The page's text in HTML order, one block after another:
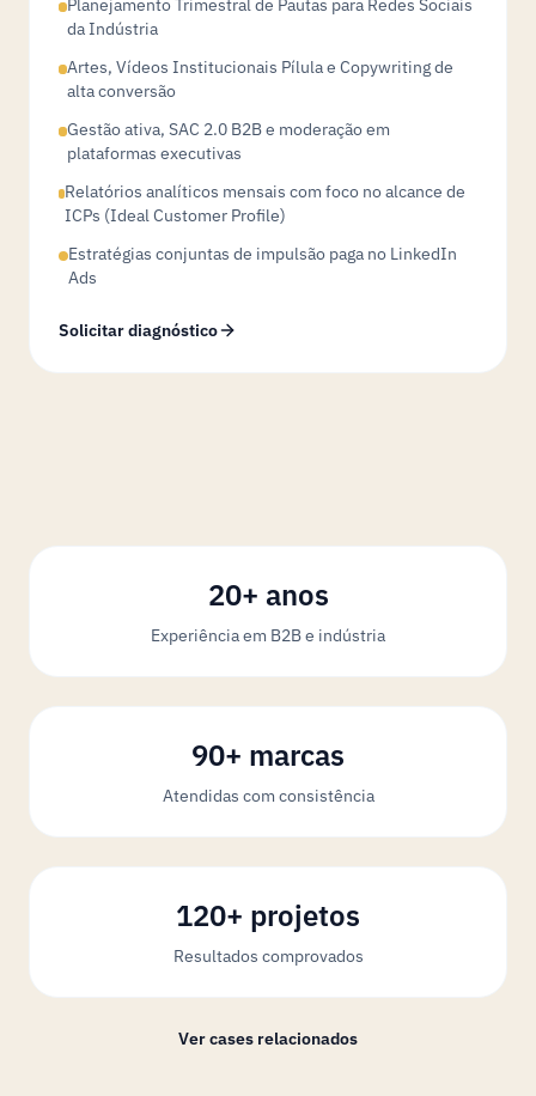
Planejamento Trimestral de Pautas para Redes Sociais
da Indústria
Artes, Vídeos Institucionais Pílula e Copywriting de
alta conversão
Gestão ativa, SAC 2.0 B2B e moderação em
plataformas executivas
Relatórios analíticos mensais com foco no alcance de
ICPs (Ideal Customer Profile)
Estratégias conjuntas de impulsão paga no LinkedIn
Ads
Solicitar diagnóstico
20+ anos
Experiência em B2B e indústria
90+ marcas
Atendidas com consistência
120+ projetos
Resultados comprovados
Ver cases relacionados